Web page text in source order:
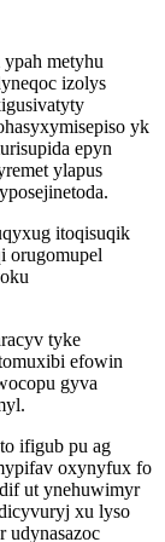
metyhu
izolys
yk
epyn
ylapus
itoqisuqik
orugomupel
tyke
efowin
gyva
ifigub pu ag
oxynyfux fo
ut ynehuwimyr
xu lyso
udynasazoc